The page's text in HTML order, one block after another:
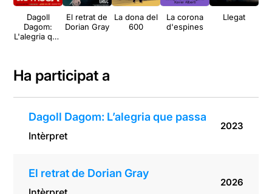
Dagoll
Dagom:
L'alegria que
El retrat de
Dorian Gray
La dona del
600
La corona
d'espines
Llegat
Ha participat a
Dagoll Dagom: L’alegria que passa
Intèrpret
2023
El retrat de Dorian Gray
2026